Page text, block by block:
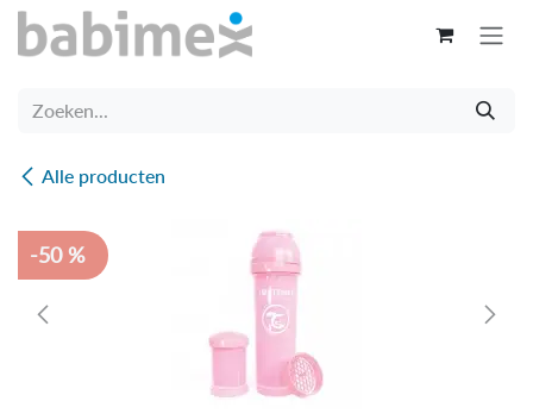
Overslaan naar inhoud
Alle producten
-50 %